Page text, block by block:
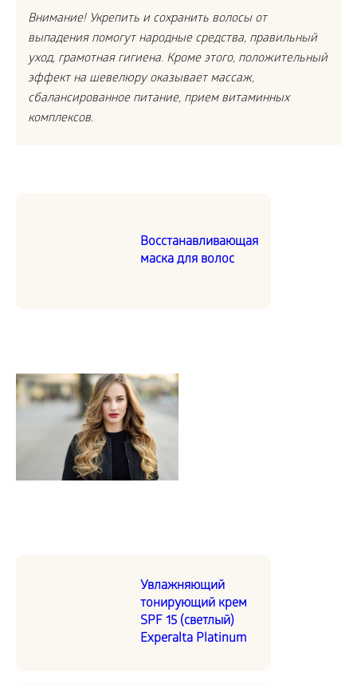
Внимание! Укрепить и сохранить волосы от
выпадения помогут народные средства, правильный
уход, грамотная гигиена. Кроме этого, положительный
эффект на шевелюру оказывает массаж,
сбалансированное питание, прием витаминных
комплексов.
Восстанавливающая
маска для волос
Увлажняющий
тонирующий крем
SPF 15 (светлый)
Experalta Platinum